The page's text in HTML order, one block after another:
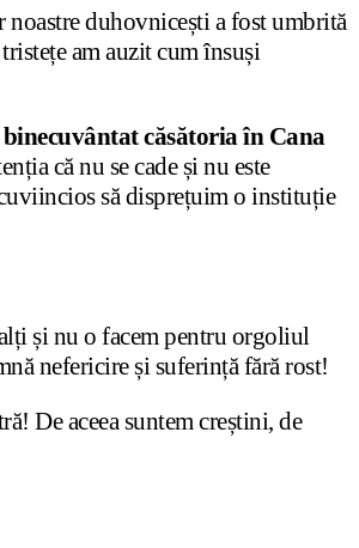
duhovnicești a fost umbrită
am auzit cum însuși
căsătoria în Cana
că nu se cade și nu este
să disprețuim o instituție
și nu o facem pentru orgoliul
nefericire și suferință fără rost!
De aceea suntem creștini, de